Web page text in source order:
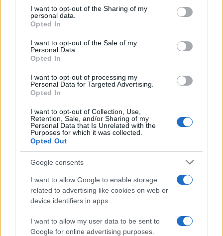
not limited to your visit or usage behaviour. You may click to
grant or deny consent to Google and its third-party tags to
use your data for below specified purposes in below Google
consent section.
I want to opt-out of the Sharing of my
personal data.
Opted In
I want to opt-out of the Sale of my
Personal Data.
Opted In
I want to opt-out of processing my
Personal Data for Targeted Advertising.
Opted In
I want to opt-out of Collection, Use,
Retention, Sale, and/or Sharing of my
Personal Data that Is Unrelated with the
Purposes for which it was collected.
Opted Out
Google consents
I want to allow Google to enable storage
related to advertising like cookies on web or
device identifiers in apps.
I want to allow my user data to be sent to
Google for online advertising purposes.
munka, amely 1974-ben készült, és az MTA Szegedi
Biológiai Kutatóintézete előtt van elhelyezve. (A
Körforgás című alkotás (1997) - amely az Orczy Központi
Irodaház előtéri plasztikája - nem illik igazán a józsai
életműbe. A krómacél és a réz vegyítése teljesen
idegenül hat a kiállításon.
(1984), illetve a Háromkarélyos forma (1980), ahol
elszakadva a fémtől, egy oldottabb, líraibb megformálást
mutat fel.
Fábián László, a jeles író kötetében Józsa Bálint
életművét úgy mutatja be, hogy közben megismerjük azt
az alkotó embert is, aki nem a különböző divatos
irányzatoknak hódolva alkotott az elmúlt négy évtized
alatt, hanem konok következetességgel járta a maga
útját, s alkotott immár nagyon sok maradandó művet.